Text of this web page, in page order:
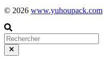
© 2026 www.yuhoupack.com